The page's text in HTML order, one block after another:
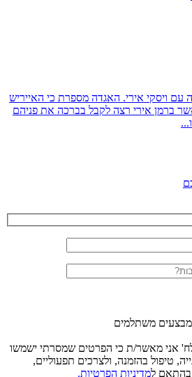
עם ויסקי אירי. האגדה מספרת כי האייריש
הומצא בשנות ה-40 כאשר ברמן אירי רצה לקבל בברכה את פניהם
משתלמים
אני מאשר/ת כי הפרטים שמסרתי ישמשו
טיפול בהזמנה, ולצרכים תפעוליים,
בהתאם למדיניות הפרטיות.